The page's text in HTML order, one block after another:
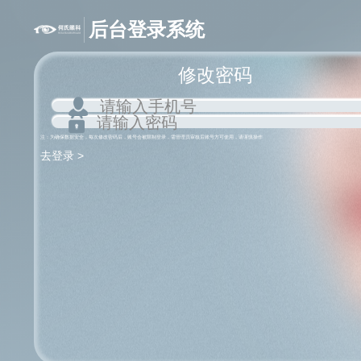
后台登录系统
修改密码
注：为确保数据安全，每次修改密码后，账号会被限制登录，需管理员审核后账号方可使用，请谨慎操作
去登录 >